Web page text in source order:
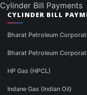
Cylinder Bill Payments
CYLINDER BILL
Bharat Petroleum
Bharat Petroleum
HP Gas (HPCL)
Indane Gas (Indian Oil)